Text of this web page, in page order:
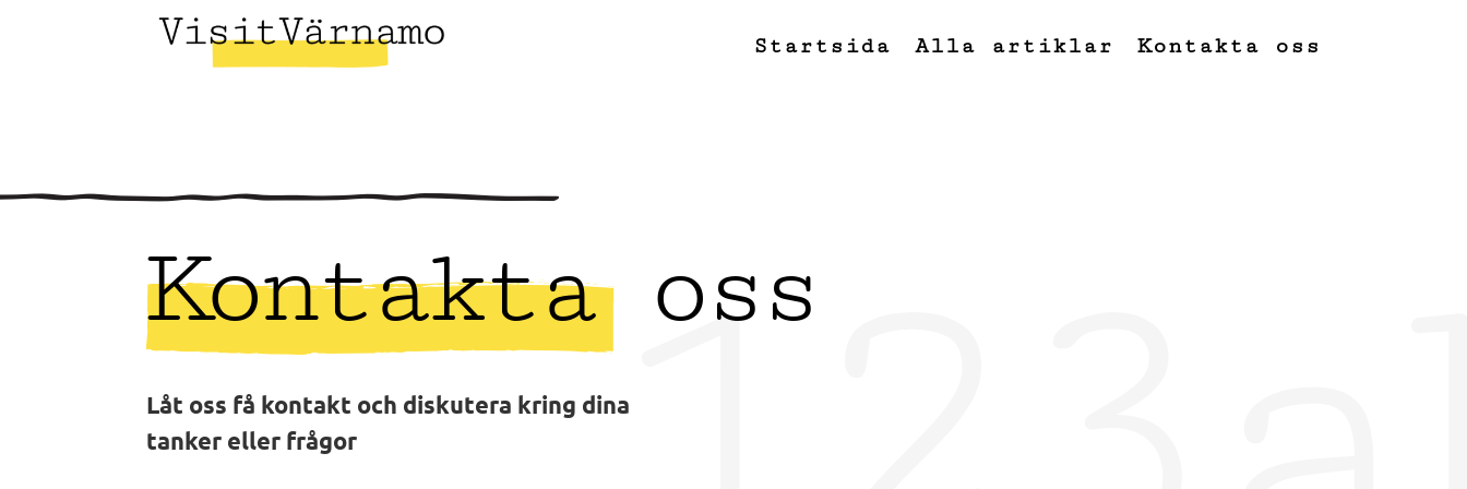
Startsida Alla artiklar Kontakta oss
Kontakta oss
Låt oss få kontakt och diskutera kring dina
tanker eller frågor